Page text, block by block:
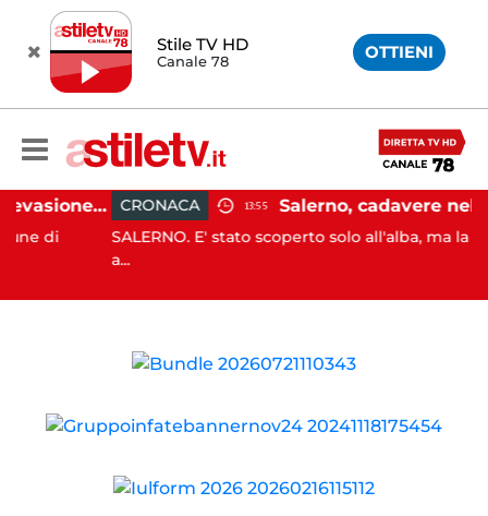
Stile TV HD
Canale 78 OTTIENI
Capaccio Paestum, evasione tassa di soggiorno: scoperte 49 strutture fantasma, elevate 132 sanzioni CRONACA 13:55
SALERNO. E' stato scoperto solo all'alba, ma la sua